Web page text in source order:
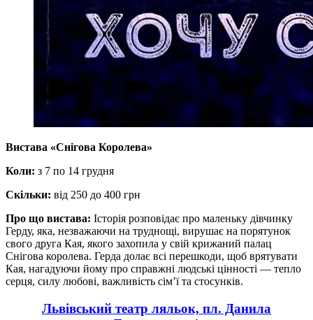
Вистава «Снігова Королева»
Коли: з 7 по 14 грудня
Скільки: від 250 до 400 грн
Про що вистава: Історія розповідає про маленьку дівчинку
Герду, яка, незважаючи на труднощі, вирушає на порятунок
свого друга Кая, якого захопила у свій крижаний палац
Снігова королева. Герда долає всі перешкоди, щоб врятувати
Кая, нагадуючи йому про справжні людські цінності — тепло
серця, силу любові, важливість сім’ї та стосунків.
Львівський театр ляльок, пл. Данила